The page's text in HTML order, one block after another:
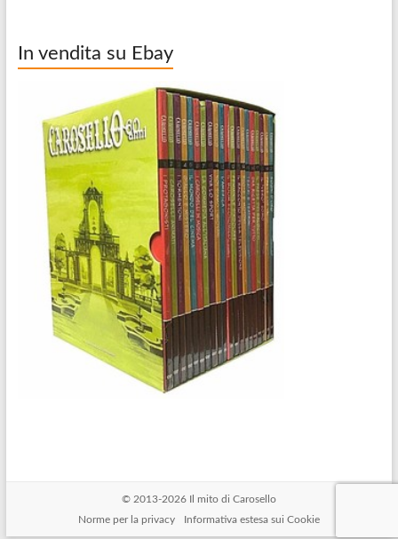
In vendita su Ebay
© 2013-2026 Il mito di Carosello
Norme per la privacy
Informativa estesa sui Cookie